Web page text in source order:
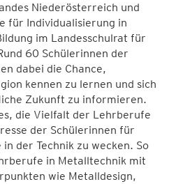
Niederösterreich und
für Individualisierung in
im Landesschulrat für
60 Schülerinnen der
dabei die Chance,
kennen zu lernen und sich
Zukunft zu informieren.
die Vielfalt der Lehrberufe
der Schülerinnen für
der Technik zu wecken. So
in Metalltechnik mit
wie Metalldesign,